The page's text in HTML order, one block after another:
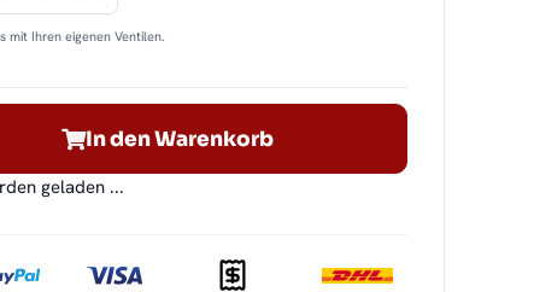
mit Ihren eigenen Ventilen.
In den Warenkorb
geladen ...